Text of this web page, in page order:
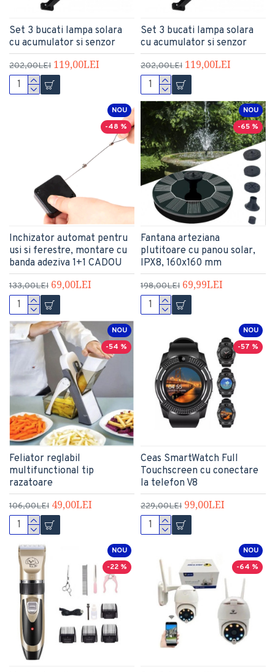
Set 3 bucati lampa solara
cu acumulator si senzor
202,00LEI 119,00LEI
Set 3 bucati lampa solara
cu acumulator si senzor
202,00LEI 119,00LEI
NOU
-48 %
Inchizator automat pentru
usi si ferestre, montare cu
banda adeziva 1+1 CADOU
133,00LEI 69,00LEI
NOU
-65 %
Fantana arteziana
plutitoare cu panou solar,
IPX8, 160x160 mm
198,00LEI 69,99LEI
NOU
-54 %
Feliator reglabil
multifunctional tip
razatoare
106,00LEI 49,00LEI
NOU
-57 %
Ceas SmartWatch Full
Touchscreen cu conectare
la telefon V8
229,00LEI 99,00LEI
NOU
-22 %
NOU
-64 %